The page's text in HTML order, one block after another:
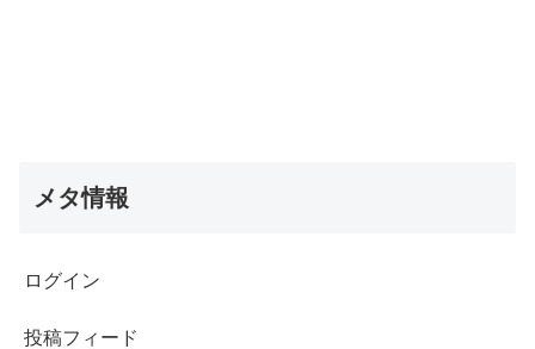
メタ情報
ログイン
投稿フィード